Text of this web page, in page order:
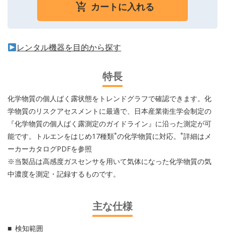
カートに入れる
レンタル機器を目的から探す
特長
化学物質の個人ばく露状態をトレンドグラフで確認できます。化
学物質のリスクアセスメントに最適で、日本産業衛生学会制定の
『化学物質の個人ばく露測定のガイドライン』に沿った測定が可
能です。トルエンをはじめ17種類*の化学物質に対応。 *詳細はメ
ーカーカタログPDFを参照
※当製品は高感度ガスセンサを用いて気体になった化学物質の気
中濃度を測定・記録するものです。
主な仕様
検知範囲